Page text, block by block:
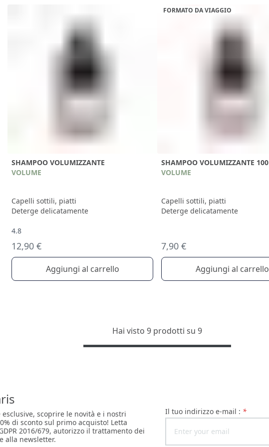
SHAMPOO VOLUMIZZANTE
VOLUME
Capelli sottili, piatti
Deterge delicatamente
4.8
12,90 €
Aggiungi al carrello
FORMATO DA VIAGGIO
SHAMPOO VOLUMIZZANTE
VOLUME
Capelli sottili, piatti
Deterge delicatamente
7,90 €
Aggiungi al carrello
Hai visto 9 prodotti su 9
scoprire le novità e i nostri
di sconto sul primo acquisto! Letta
2016/679, autorizzo il trattamento dei
alla newsletter.
il tuo indirizzo e-mail : *